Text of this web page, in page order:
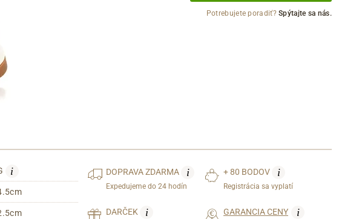
Potrebujete poradiť?Spýtajte sa nás.
i DOPRAVAZDARMA i
Expedujeme do 24 hodín
+ 80 BODOV i
Registrácia sa vyplatí
DARČEK i GARANCIA CENY i